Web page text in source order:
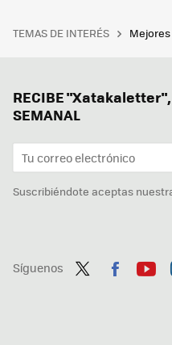
TEMAS DE INTERÉS
RECIBE "Xatakaletter",
SEMANAL
Suscribiéndote aceptas
Síguenos